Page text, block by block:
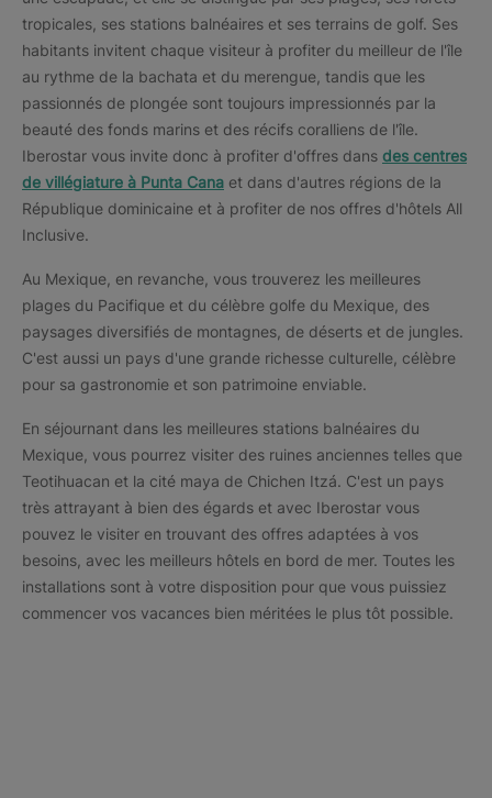
tropicales, ses stations balnéaires et ses terrains de golf. Ses
habitants invitent chaque visiteur à profiter du meilleur de l'île
au rythme de la bachata et du merengue, tandis que les
passionnés de plongée sont toujours impressionnés par la
beauté des fonds marins et des récifs coralliens de l'île.
Iberostar vous invite donc à profiter d'offres dans des centres
de villégiature à Punta Cana et dans d'autres régions de la
République dominicaine et à profiter de nos offres d'hôtels All
Inclusive.
Au Mexique, en revanche, vous trouverez les meilleures
plages du Pacifique et du célèbre golfe du Mexique, des
paysages diversifiés de montagnes, de déserts et de jungles.
C'est aussi un pays d'une grande richesse culturelle, célèbre
pour sa gastronomie et son patrimoine enviable.
En séjournant dans les meilleures stations balnéaires du
Mexique, vous pourrez visiter des ruines anciennes telles que
Teotihuacan et la cité maya de Chichen Itzá. C'est un pays
très attrayant à bien des égards et avec Iberostar vous
pouvez le visiter en trouvant des offres adaptées à vos
besoins, avec les meilleurs hôtels en bord de mer. Toutes les
installations sont à votre disposition pour que vous puissiez
commencer vos vacances bien méritées le plus tôt possible.